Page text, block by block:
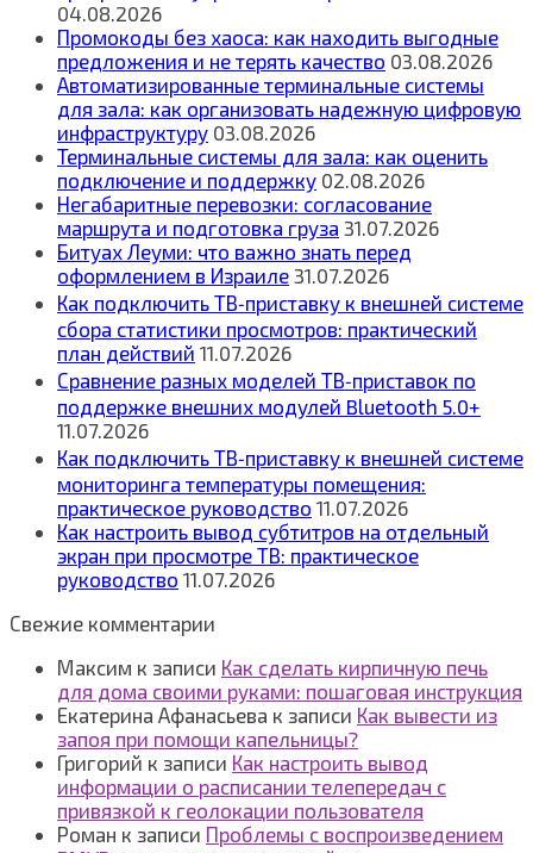
04.08.2026
Промокоды без хаоса: как находить выгодные
предложения и не терять качество 03.08.2026
Автоматизированные терминальные системы
для зала: как организовать надежную цифровую
инфраструктуру 03.08.2026
Терминальные системы для зала: как оценить
подключение и поддержку 02.08.2026
Негабаритные перевозки: согласование
маршрута и подготовка груза 31.07.2026
Битуах Леуми: что важно знать перед
оформлением в Израиле 31.07.2026
Как подключить ТВ‑приставку к внешней системе
сбора статистики просмотров: практический
план действий 11.07.2026
Сравнение разных моделей ТВ‑приставок по
поддержке внешних модулей Bluetooth 5.0+
11.07.2026
Как подключить ТВ‑приставку к внешней системе
мониторинга температуры помещения:
практическое руководство 11.07.2026
Как настроить вывод субтитров на отдельный
экран при просмотре ТВ: практическое
руководство 11.07.2026
Свежие комментарии
Максим к записи Как сделать кирпичную печь
для дома своими руками: пошаговая инструкция
Екатерина Афанасьева к записи Как вывести из
запоя при помощи капельницы?
Григорий к записи Как настроить вывод
информации о расписании телепередач с
привязкой к геолокации пользователя
Роман к записи Проблемы с воспроизведением